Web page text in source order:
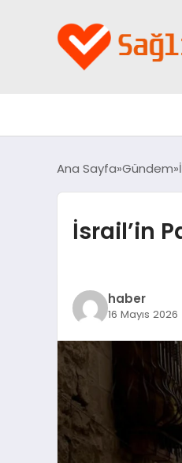
Ana Sayfa Gündem
İsrail’in
haber
16 Mayıs 2026